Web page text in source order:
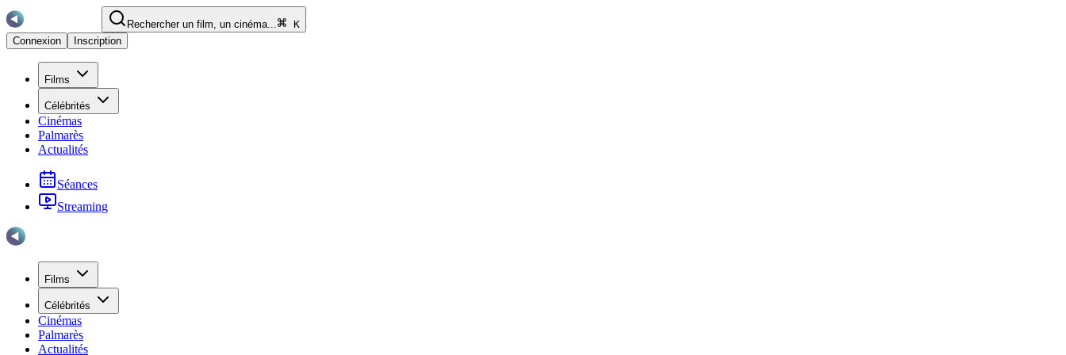
Rechercher un film, un cinéma...
K
Connexion
Inscription
Films
Célébrités
Cinémas
Palmarès
Actualités
Séances
Streaming
Films
Célébrités
Cinémas
Palmarès
Actualités